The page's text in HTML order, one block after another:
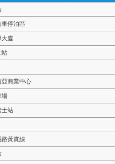
停泊區
大廈
站
商業中心
場
士站
黃實線